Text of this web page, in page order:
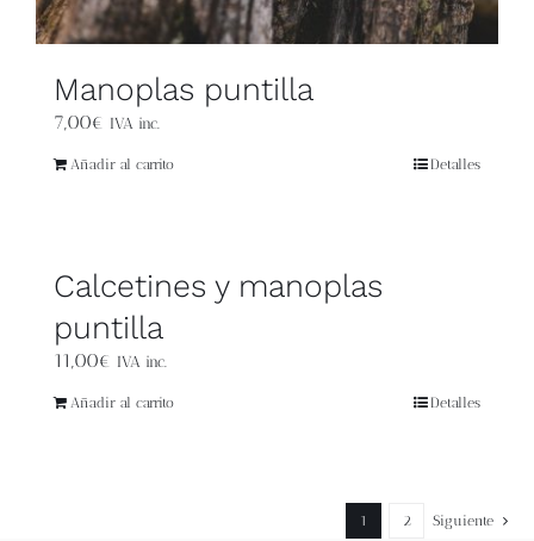
Manoplas puntilla
7,00€ IVA inc.
Añadir al carrito Detalles
Calcetines y manoplas
puntilla
11,00€ IVA inc.
Añadir al carrito Detalles
1 2 Siguiente